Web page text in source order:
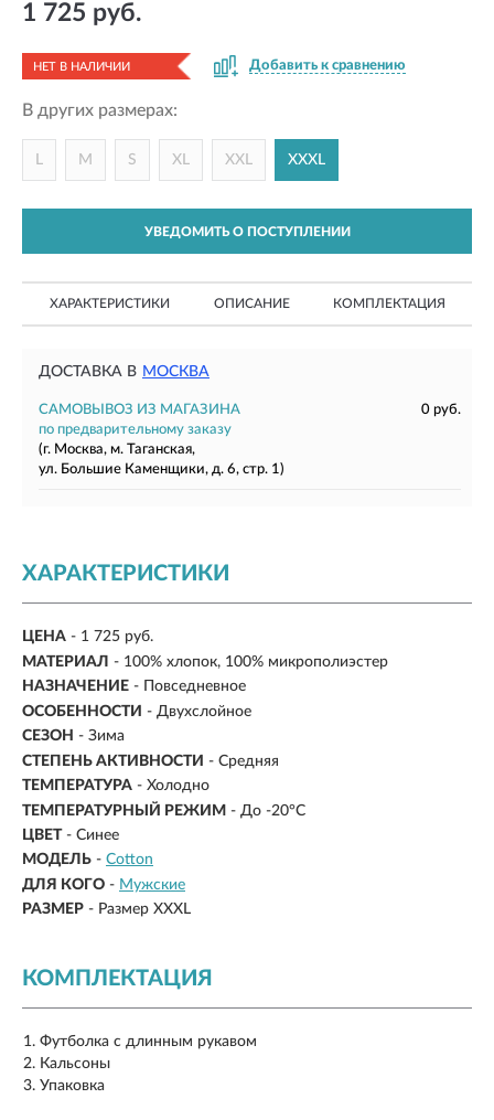
1 725 руб.
НЕТ В НАЛИЧИИ Добавить к сравнению
В других размерах:
L M S XL XXL XXXL
УВЕДОМИТЬ О ПОСТУПЛЕНИИ
ХАРАКТЕРИСТИКИ ОПИСАНИЕ КОМПЛЕКТАЦИЯ
ДОСТАВКА В МОСКВА
САМОВЫВОЗ ИЗ МАГАЗИНА
0 руб.
по предварительному заказу
(г. Москва, м. Таганская,
ул. Большие Каменщики, д. 6, стр. 1)
ХАРАКТЕРИСТИКИ
ЦЕНА - 1 725 руб.
МАТЕРИАЛ - 100% хлопок, 100% микрополиэстер
НАЗНАЧЕНИЕ - Повседневное
ОСОБЕННОСТИ - Двухслойное
СЕЗОН - Зима
СТЕПЕНЬ АКТИВНОСТИ - Средняя
ТЕМПЕРАТУРА - Холодно
ТЕМПЕРАТУРНЫЙ РЕЖИМ - До -20°C
ЦВЕТ - Синее
МОДЕЛЬ - Cotton
ДЛЯ КОГО - Мужские
РАЗМЕР - Размер XXXL
КОМПЛЕКТАЦИЯ
Футболка с длинным рукавом
Кальсоны
Упаковка